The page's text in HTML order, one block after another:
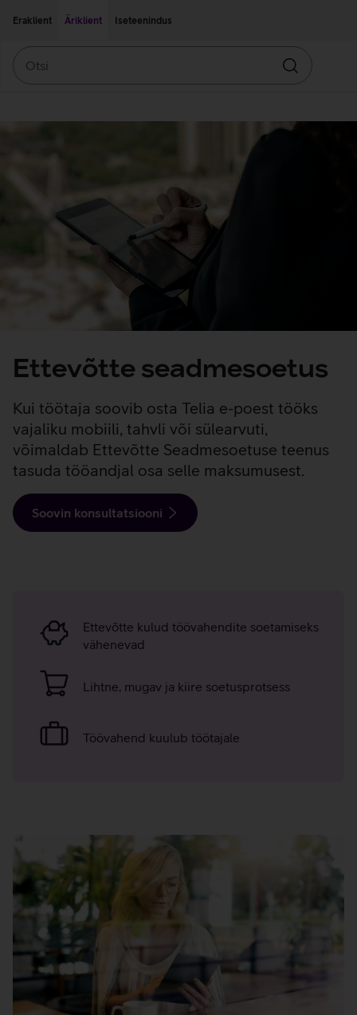
Eraklient
Äriklient Iseteenindus
Otsin
Ettevõtte seadmesoetus
Kui töötaja soovib osta Telia e-poest tööks
vajaliku mobiili, tahvli või sülearvuti,
võimaldab Ettevõtte Seadmesoetuse teenus
tasuda tööandjal osa selle maksumusest.
Soovin konsultatsiooni
seadmesoetuse
argumendid
Ettevõtte kulud töövahendite soetamiseks
vähenevad
Lihtne, mugav ja kiire soetusprotsess
Töövahend kuulub töötajale